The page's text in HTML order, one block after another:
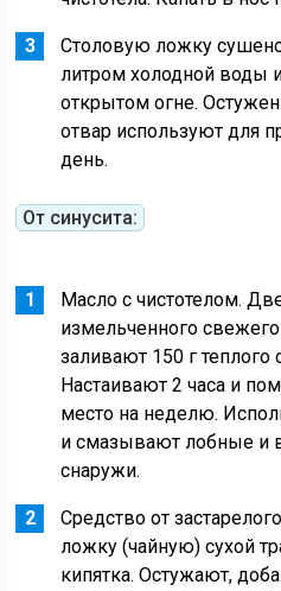
Столовую ложку
литром холодной воды
открытом огне.
отвар используют для
день.
От синусита:
Масло с чистотелом.
измельченного свежего
заливают 150 г теплого
Настаивают 2 часа и
место на неделю.
и смазывают лобные и
снаружи.
Средство от
ложку (чайную) сухой
кипятка. Остужают,